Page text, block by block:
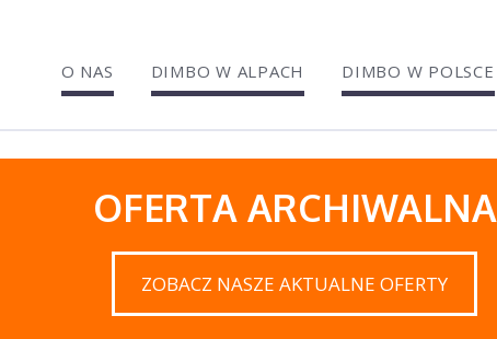
O NAS DIMBO W ALPACH DIMBO W POLSCE
OFERTA ARCHIWALNA
ZOBACZ NASZE AKTUALNE OFERTY